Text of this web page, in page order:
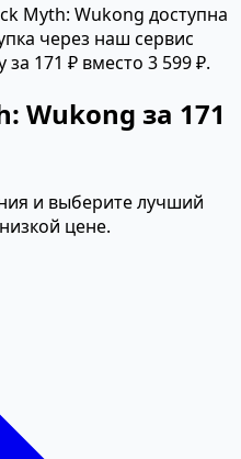
Myth: Wukong доступна
через наш сервис
171 ₽ вместо 3 599 ₽.
Wukong за 171
и выберите лучший
цене.